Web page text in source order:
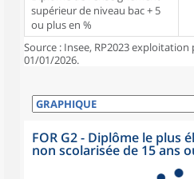
supérieur de niveau bac + 5
ou plus en %
Source : Insee, RP2023
01/01/2026.
FOR G2 - Diplôme le plus
non scolarisée de 15 ans